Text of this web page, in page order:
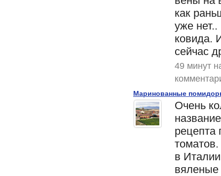
как
уже
ковида.
сейчас
49 минут
Маринованные
Очень
рецепта
в